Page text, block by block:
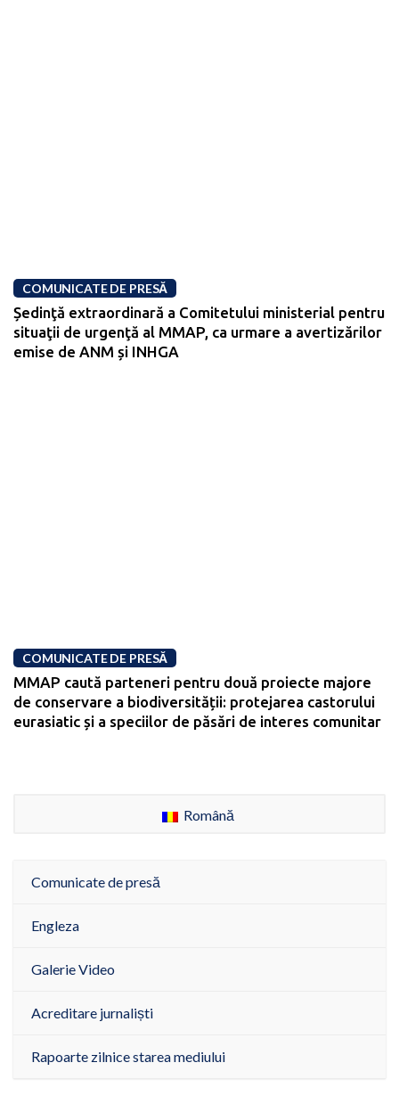
COMUNICATE DE PRESĂ
Ședinţă extraordinară a Comitetului ministerial pentru
situaţii de urgenţă al MMAP, ca urmare a avertizărilor
emise de ANM și INHGA
COMUNICATE DE PRESĂ
MMAP caută parteneri pentru două proiecte majore
de conservare a biodiversității: protejarea castorului
eurasiatic și a speciilor de păsări de interes comunitar
Română
Comunicate de presă
Engleza
Galerie Video
Acreditare jurnaliști
Rapoarte zilnice starea mediului